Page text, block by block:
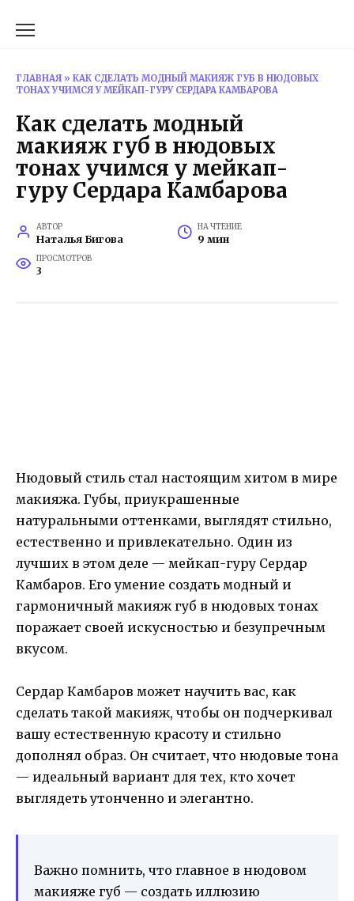
ГЛАВНАЯ » КАК СДЕЛАТЬ МОДНЫЙ МАКИЯЖ ГУБ В НЮДОВЫХ
ТОНАХ УЧИМСЯ У МЕЙКАП-ГУРУ СЕРДАРА КАМБАРОВА
Как сделать модный
макияж губ в нюдовых
тонах учимся у мейкап-
гуру Сердара Камбарова
АВТОР
Наталья Бигова
НА ЧТЕНИЕ
9 мин
ПРОСМОТРОВ
3
Нюдовый стиль стал настоящим хитом в мире
макияжа. Губы, приукрашенные
натуральными оттенками, выглядят стильно,
естественно и привлекательно. Один из
лучших в этом деле — мейкап-гуру Сердар
Камбаров. Его умение создать модный и
гармоничный макияж губ в нюдовых тонах
поражает своей искусностью и безупречным
вкусом.
Сердар Камбаров может научить вас, как
сделать такой макияж, чтобы он подчеркивал
вашу естественную красоту и стильно
дополнял образ. Он считает, что нюдовые тона
— идеальный вариант для тех, кто хочет
выглядеть утонченно и элегантно.
Важно помнить, что главное в нюдовом
макияже губ — создать иллюзию